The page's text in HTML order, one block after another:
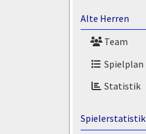
Alte Herren
Team
Spielplan
Statistik
Spielerstatistik